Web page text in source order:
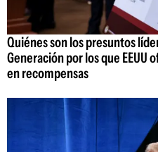
Quiénes son los presuntos
Generación por los que EEUU
en recompensas